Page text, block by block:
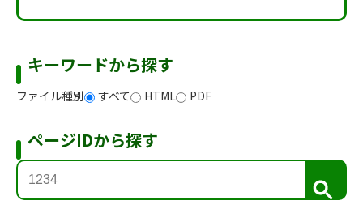
キーワードから探す
ファイル種別 すべて HTML PDF
ページIDから探す
検
索